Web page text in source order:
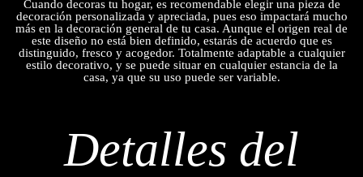
Cuando decoras tu hogar, es recomendable elegir una pieza de
decoración personalizada y apreciada, pues eso impactará mucho
más en la decoración general de tu casa. Aunque el origen real de
este diseño no está bien definido, estarás de acuerdo que es
distinguido, fresco y acogedor. Totalmente adaptable a cualquier
estilo decorativo, y se puede situar en cualquier estancia de la
casa, ya que su uso puede ser variable.
Detalles del